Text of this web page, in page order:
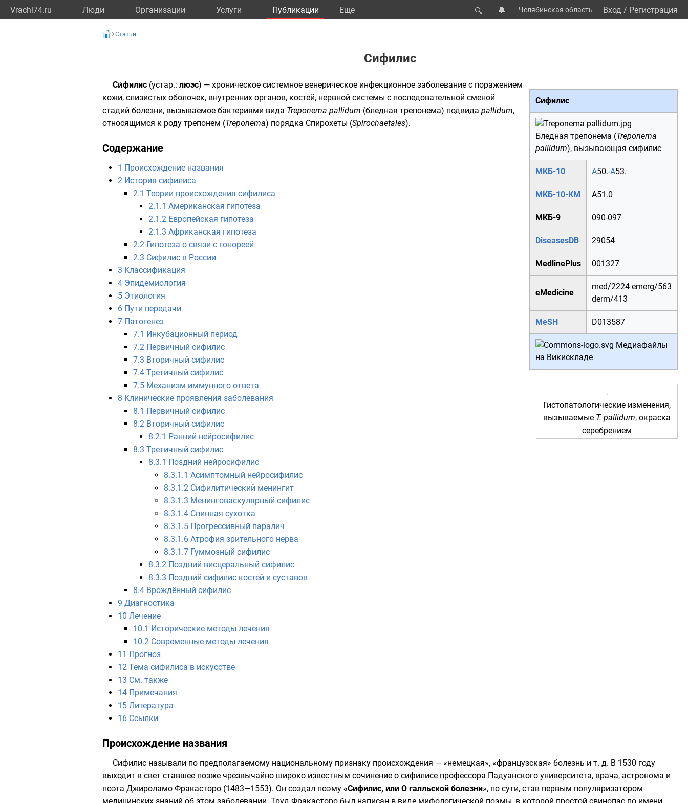
Vrachi74.ru Люди Организации Услуги Публикации Eще 🔍 🔔 Челябинская область Вход / Регистрация
Статьи
Сифилис
Сифилис
Бледная трепонема (Treponema
pallidum), вызывающая сифилис
МКБ-10 A50.-A53.
МКБ-10-КМ A51.0
МКБ-9 090-097
DiseasesDB 29054
MedlinePlus 001327
eMedicine
med/2224 emerg/563
derm/413
MeSH D013587
Медиафайлы
на Викискладе
Гистопатологические изменения,
вызываемые T. pallidum, окраска
серебрением
Си́филис (устар.: люэс) — хроническое системное венерическое инфекционное заболевание с поражением
кожи, слизистых оболочек, внутренних органов, костей, нервной системы с последовательной сменой
стадий болезни, вызываемое бактериями вида Treponema pallidum (бледная трепонема) подвида pallidum,
относящимся к роду трепонем (Treponema) порядка Спирохеты (Spirochaetales).
Содержание
1 Происхождение названия
2 История сифилиса
2.1 Теории происхождения сифилиса
2.1.1 Американская гипотеза
2.1.2 Европейская гипотеза
2.1.3 Африканская гипотеза
2.2 Гипотеза о связи с гонореей
2.3 Сифилис в России
3 Классификация
4 Эпидемиология
5 Этиология
6 Пути передачи
7 Патогенез
7.1 Инкубационный период
7.2 Первичный сифилис
7.3 Вторичный сифилис
7.4 Третичный сифилис
7.5 Механизм иммунного ответа
8 Клинические проявления заболевания
8.1 Первичный сифилис
8.2 Вторичный сифилис
8.2.1 Ранний нейросифилис
8.3 Третичный сифилис
8.3.1 Поздний нейросифилис
8.3.1.1 Асимптомный нейросифилис
8.3.1.2 Сифилитический менингит
8.3.1.3 Менинговаскулярный сифилис
8.3.1.4 Спинная сухотка
8.3.1.5 Прогрессивный паралич
8.3.1.6 Атрофия зрительного нерва
8.3.1.7 Гуммозный сифилис
8.3.2 Поздний висцеральный сифилис
8.3.3 Поздний сифилис костей и суставов
8.4 Врождённый сифилис
9 Диагностика
10 Лечение
10.1 Исторические методы лечения
10.2 Современные методы лечения
11 Прогноз
12 Тема сифилиса в искусстве
13 См. также
14 Примечания
15 Литература
16 Ссылки
Происхождение названия
Сифилис называли по предполагаемому национальному признаку происхождения — «немецкая», «французская» болезнь и т. д. В 1530 году
выходит в свет ставшее позже чрезвычайно широко известным сочинение о сифилисе профессора Падуанского университета, врача, астронома и
поэта Джироламо Фракасторо (1483—1553). Он создал поэму «Сифилис, или О галльской болезни», по сути, став первым популяризатором